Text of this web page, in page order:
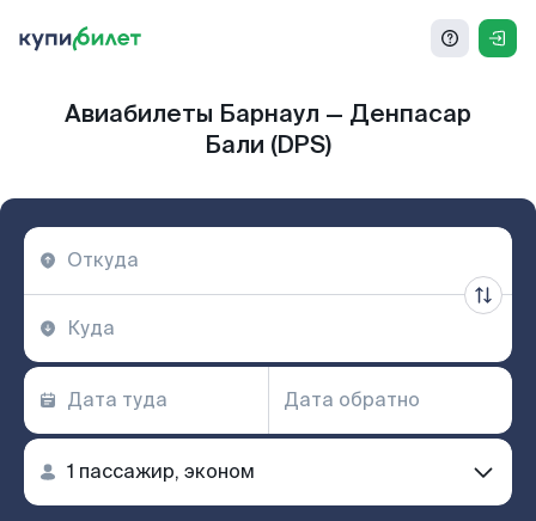
Авиабилеты Барнаул — Денпасар
Бали (DPS)